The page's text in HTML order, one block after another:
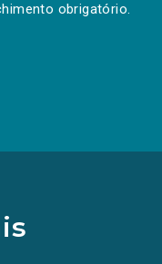
obrigatório.